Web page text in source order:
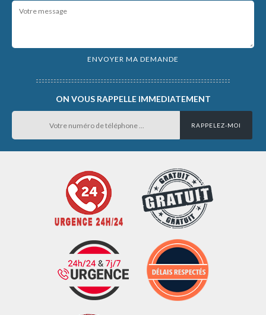
ON VOUS RAPPELLE IMMEDIATEMENT